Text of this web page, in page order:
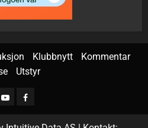
Klubbnytt
Kommentar
Utstyr